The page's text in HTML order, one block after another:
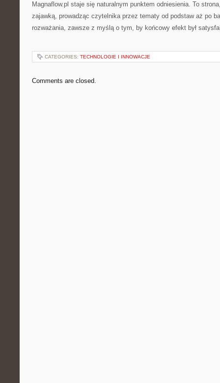
Magnaflow.pl staje się naturalnym punktem odniesienia. To
zajawką, prowadząc czytelnika przez tematy od podstaw aż po
rozważania, zawsze z myślą o tym, by końcowy efekt był
CATEGORIES: TECHNOLOGIE I INNOWACJE
Comments are closed.